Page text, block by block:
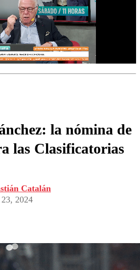
la nómina de
las Clasificatorias
Catalán
2024